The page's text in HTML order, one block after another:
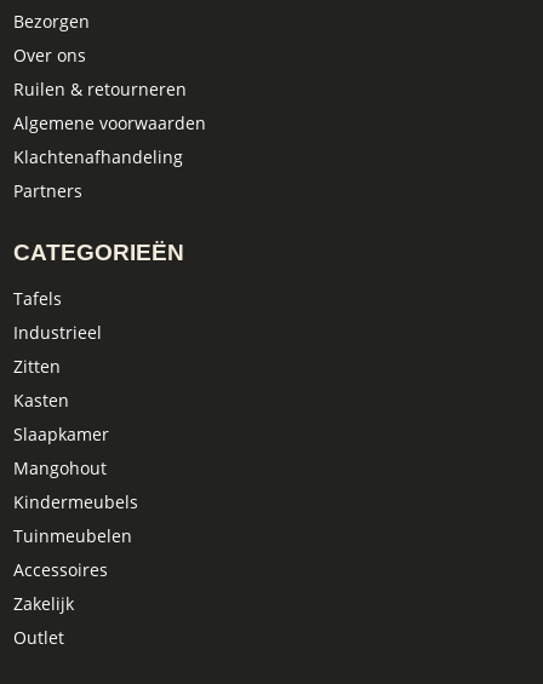
Bezorgen
Over ons
Ruilen & retourneren
Algemene voorwaarden
Klachtenafhandeling
Partners
CATEGORIEËN
Tafels
Industrieel
Zitten
Kasten
Slaapkamer
Mangohout
Kindermeubels
Tuinmeubelen
Accessoires
Zakelijk
Outlet